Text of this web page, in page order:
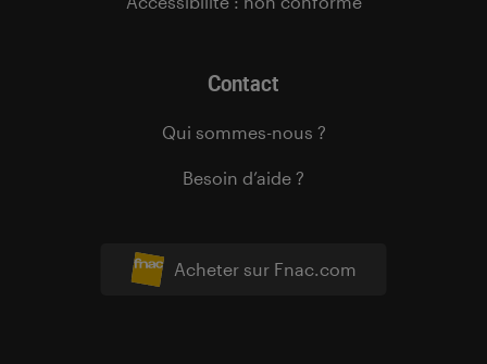
Acheter sur Fnac.com
Contact
Qui sommes-nous ?
Besoin d’aide ?